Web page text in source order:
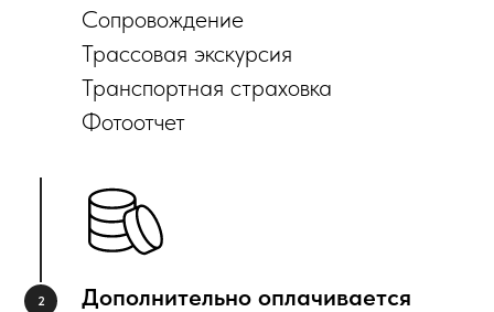
Сопровождение
Трассовая экскурсия
Транспортная страховка
Фотоотчет
Дополнительно оплачивается